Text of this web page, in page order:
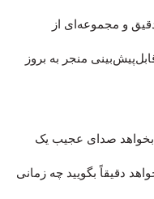
و مجموعه‌ای از
منجر به بروز
بخواهد صدای عجیب یک
دقیقاً بگویید چه زمانی